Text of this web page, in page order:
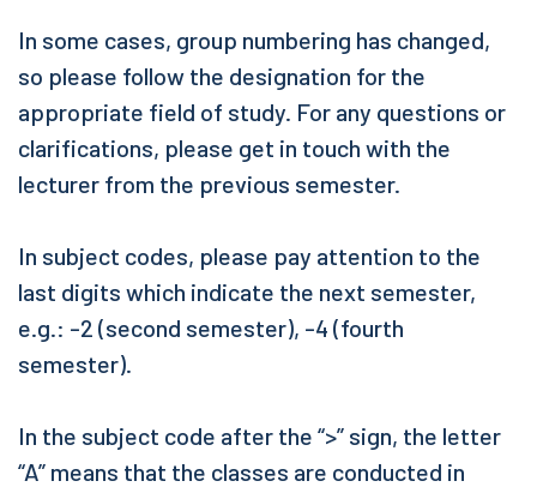
In some cases, group numbering has changed,
so please follow the designation for the
appropriate field of study. For any questions or
clarifications, please get in touch with the
lecturer from the previous semester.
In subject codes, please pay attention to the
last digits which indicate the next semester,
e.g.: -2 (second semester), -4 (fourth
semester).
In the subject code after the “>” sign, the letter
“A” means that the classes are conducted in